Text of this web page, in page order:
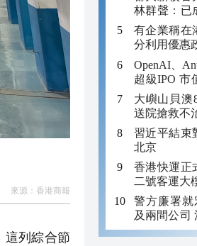
來源： 香港商報
這列綜合節
林群聲：已
進駐北都
有企業稱在
分利用優惠
OpenAI、
超級IPO 市
穿AI泡沫
大嶼山貝澳
送院搶救不
習近平結束
北京
香港快運正
二號客運大
警方廉署就
及兩間公司
今午提堂